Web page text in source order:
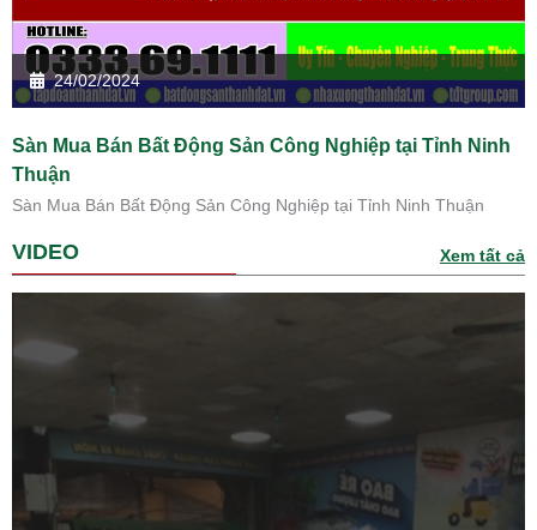
24/02/2024
Sàn Mua Bán Bất Động Sản Công Nghiệp tại Tỉnh Ninh
Thuận
Sàn Mua Bán Bất Động Sản Công Nghiệp tại Tỉnh Ninh Thuận
VIDEO Xem tất cả